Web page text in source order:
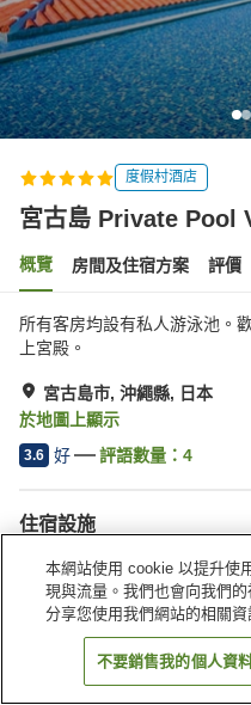
度假村酒店
宮古島 Private Pool
概覽 房間及住宿方案 評價
所有客房均設有私人游泳池。
上宮殿。
宮古島市, 沖繩縣, 日本
於地圖上顯示
3.6 好 評語數量： 4
住宿設施
Wi-Fi
餐廳
日本 沖繩縣
宮古
宮古島 Private Pool Villa Imgya
本網站使用 cookie 以提升使
現與流量。我們也會向我們
分享您使用我們網站的相關資
不要銷售我的個人資